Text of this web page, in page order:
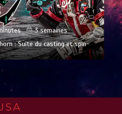
3 semaines
: Suite du casting et spin-